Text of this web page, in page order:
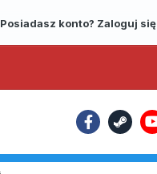
Posiadasz konto? Zaloguj się